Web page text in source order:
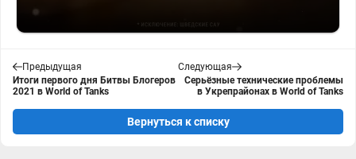
Предыдущая
Итоги первого дня Битвы Блогеров
2021 в World of Tanks
Следующая
Серьёзные технические проблемы
в Укрепрайонах в World of Tanks
Вернуться к списку